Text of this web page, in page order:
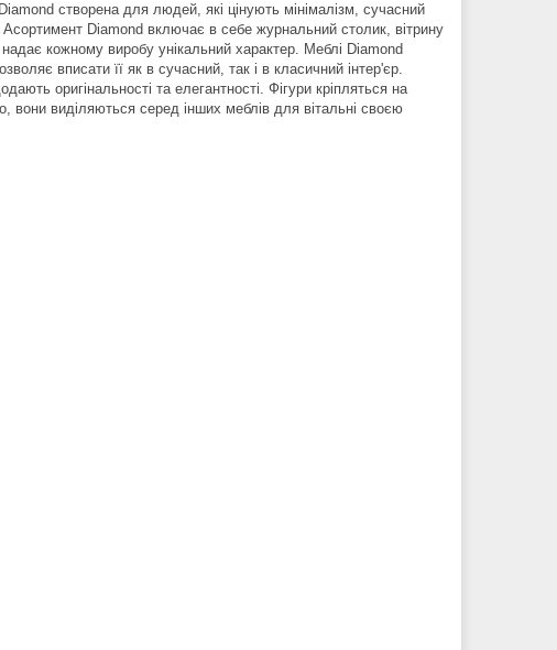
створена для людей, які цінують мінімалізм, сучасний
Асортимент Diamond включає в себе журнальний столик, вітрину
кожному виробу унікальний характер. Меблі Diamond
вписати її як в сучасний, так і в класичний інтер'єр.
оригінальності та елегантності. Фігури кріпляться на
вони виділяються серед інших меблів для вітальні своєю